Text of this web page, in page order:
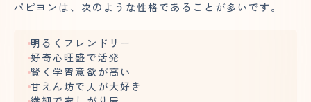
パピヨンは、次のような性格であることが多いです。
明るくフレンドリー
好奇心旺盛で活発
賢く学習意欲が高い
甘えん坊で人が大好き